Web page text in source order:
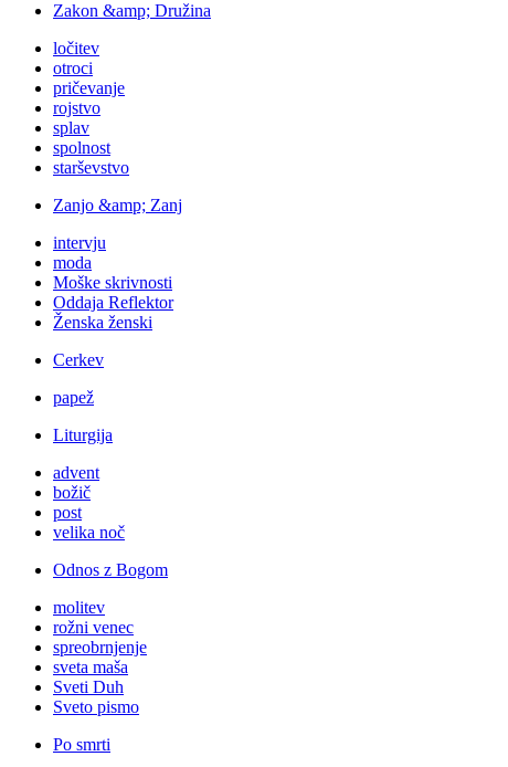
Zakon &amp; Družina
ločitev
otroci
pričevanje
rojstvo
splav
spolnost
starševstvo
Zanjo &amp; Zanj
intervju
moda
Moške skrivnosti
Oddaja Reflektor
Ženska ženski
Cerkev
papež
Liturgija
advent
božič
post
velika noč
Odnos z Bogom
molitev
rožni venec
spreobrnjenje
sveta maša
Sveti Duh
Sveto pismo
Po smrti